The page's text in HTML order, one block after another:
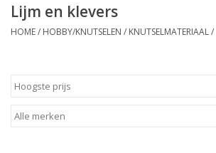
Paspoppen
Opbergsystemen
Lijm en klevers
HOME/ HOBBY/KNUTSELEN / KNUTSELMATERIAAL/